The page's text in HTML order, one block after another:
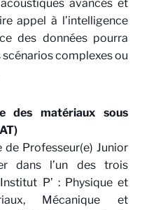
avancés et
appel à l’intelligence
des données pourra
complexes ou
des matériaux sous
de Professeur(e) Junior
dans l’un des trois
P’ : Physique et
Mécanique et